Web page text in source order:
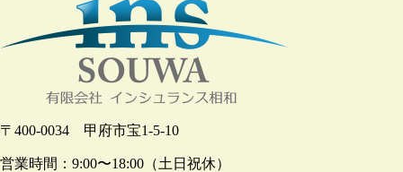
〒400-0034 甲府市宝1-5-10
営業時間：9:00〜18:00（土日祝休）